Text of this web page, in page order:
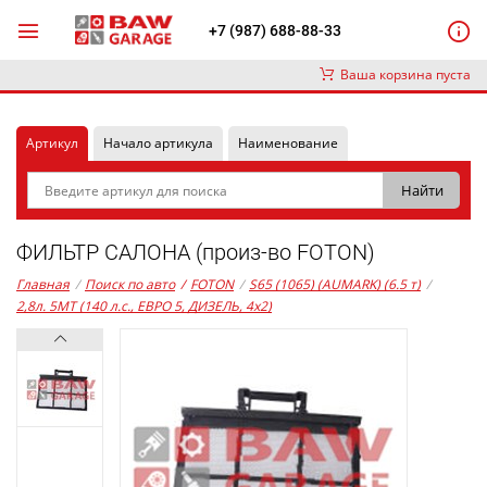
+7 (987) 688-88-33
Ваша корзина пуста
Артикул Начало артикула Наименование
ФИЛЬТР САЛОНА (произ-во FOTON)
Главная / Поиск по авто / FOTON / S65 (1065) (AUMARK) (6.5 т) /
2,8л. 5MT (140 л.с., ЕВРО 5, ДИЗЕЛЬ, 4x2)